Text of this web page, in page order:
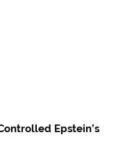
Epstein’s